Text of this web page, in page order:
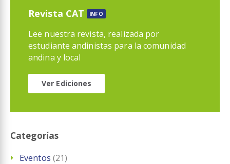
Revista CAT INFO
Lee nuestra revista, realizada por
estudiante andinistas para la comunidad
andina y local
Ver Ediciones
Categorías
Eventos (21)